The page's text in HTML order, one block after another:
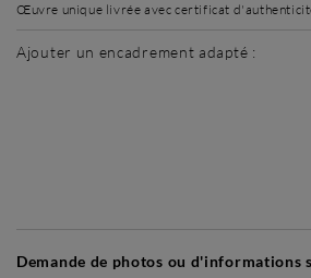
Œuvre unique livrée avec certificat
Ajouter un encadrement adapté :
Demande de photos ou d'informations